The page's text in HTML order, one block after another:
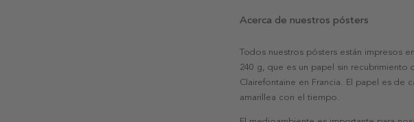
Acerca de nuestros pósters
Todos nuestros pósters están impresos
240 g, que es un papel sin recubrimiento
Clairefontaine en Francia. El papel es de
amarillea con el tiempo.